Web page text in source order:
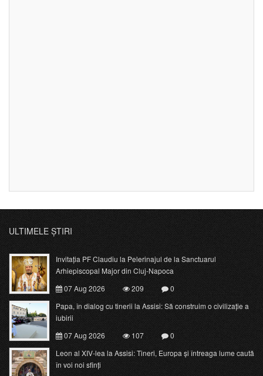
ULTIMELE ȘTIRI
Invitația PF Claudiu la Pelerinajul de la Sanctuarul
Arhiepiscopal Major din Cluj-Napoca
07 Aug 2026
209
0
Papa, în dialog cu tinerii la Assisi: Să construim o civilizație a
iubirii
07 Aug 2026
107
0
Leon al XIV-lea la Assisi: Tineri, Europa și întreaga lume caută
în voi noi sfinți